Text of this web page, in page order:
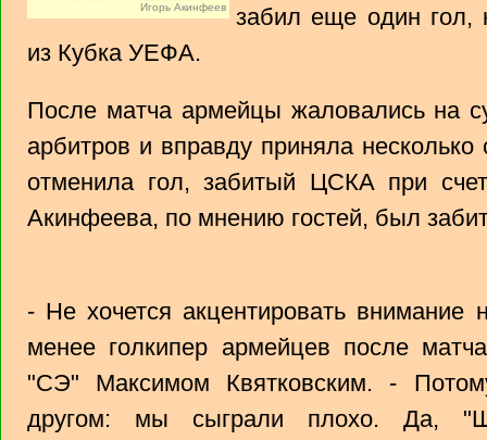
Игорь Акинфеев
забил еще один
из Кубка УЕФА.
После матча армейцы жаловались на
арбитров и вправду приняла
отменила гол, забитый ЦСКА при
Акинфеева, по мнению гостей, был
- Не хочется акцентировать внимание
менее голкипер армейцев после
"СЭ" Максимом Квятковским. -
другом: мы сыграли плохо. Да,